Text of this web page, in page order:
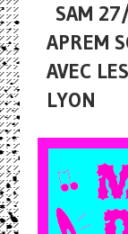
SAM
APREM
AVEC
LYON